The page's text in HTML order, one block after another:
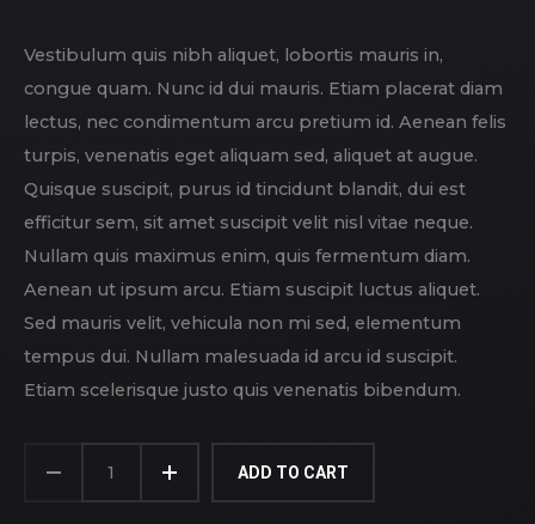
Vestibulum quis nibh aliquet, lobortis mauris in,
congue quam. Nunc id dui mauris. Etiam placerat diam
lectus, nec condimentum arcu pretium id. Aenean felis
turpis, venenatis eget aliquam sed, aliquet at augue.
Quisque suscipit, purus id tincidunt blandit, dui est
efficitur sem, sit amet suscipit velit nisl vitae neque.
Nullam quis maximus enim, quis fermentum diam.
Aenean ut ipsum arcu. Etiam suscipit luctus aliquet.
Sed mauris velit, vehicula non mi sed, elementum
tempus dui. Nullam malesuada id arcu id suscipit.
Etiam scelerisque justo quis venenatis bibendum.
THE
TRAIN
ADD TO CART